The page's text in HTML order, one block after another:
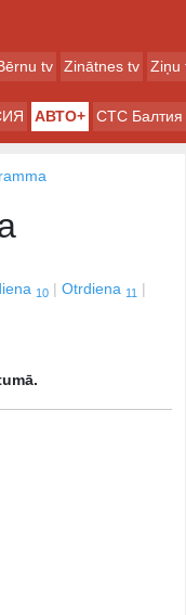
tv Zinātnes tv Ziņu
АВТО+ СТС Балтия
10 Otrdiena 11